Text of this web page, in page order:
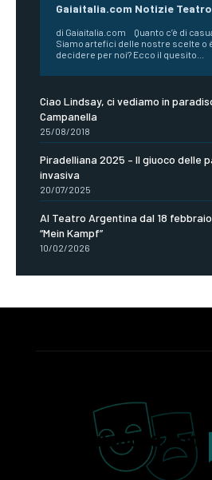
Gaiaitalia.com Notizie Teatro
di Gaiaitalia.com Quanto c’è di
Siamo artefici delle nostre scelte o
decidere per noi? Ecco il quesito...
Ciao Lindsay, ci vediamo in
Campanella
25/08/2018
Piradelliana 2025 – Il giuoco delle
invasiva
20/07/2025
Al Teatro Argentina dal 18
“Mein Kampf”
10/02/2026